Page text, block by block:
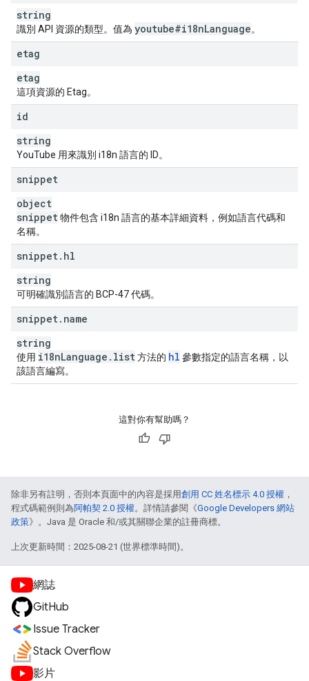
string
識別 API 資源的類型。值為 youtube#i18nLanguage。
etag
etag
這項資源的 Etag。
id
string
YouTube 用來識別 i18n 語言的 ID。
snippet
object
snippet物件包含 i18n 語言的基本詳細資料，例如語言代碼和
名稱。
snippet. hl
string
可明確識別語言的 BCP-47 代碼。
snippet. name
string
使用 i18nLanguage . list方法的 hl 參數指定的語言名稱，以
該語言編寫。
這對你有幫助嗎？
除非另有註明，否則本頁面中的內容是採用創用 CC 姓名標示 4.0 授權 ，
程式碼範例則為阿帕契 2.0 授權。詳情請參閱《Google Developers 網站
政策》。Java 是 Oracle 和/或其關聯企業的註冊商標。
上次更新時間：2025-08-21 (世界標準時間)。
網誌
GitHub
Issue Tracker
Stack Overflow
影片